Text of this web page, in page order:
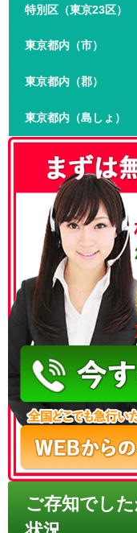
特別区（東京23区）
東京都内（市）
東京都内（郡）
東京都内（島しょ）
ご存知でし